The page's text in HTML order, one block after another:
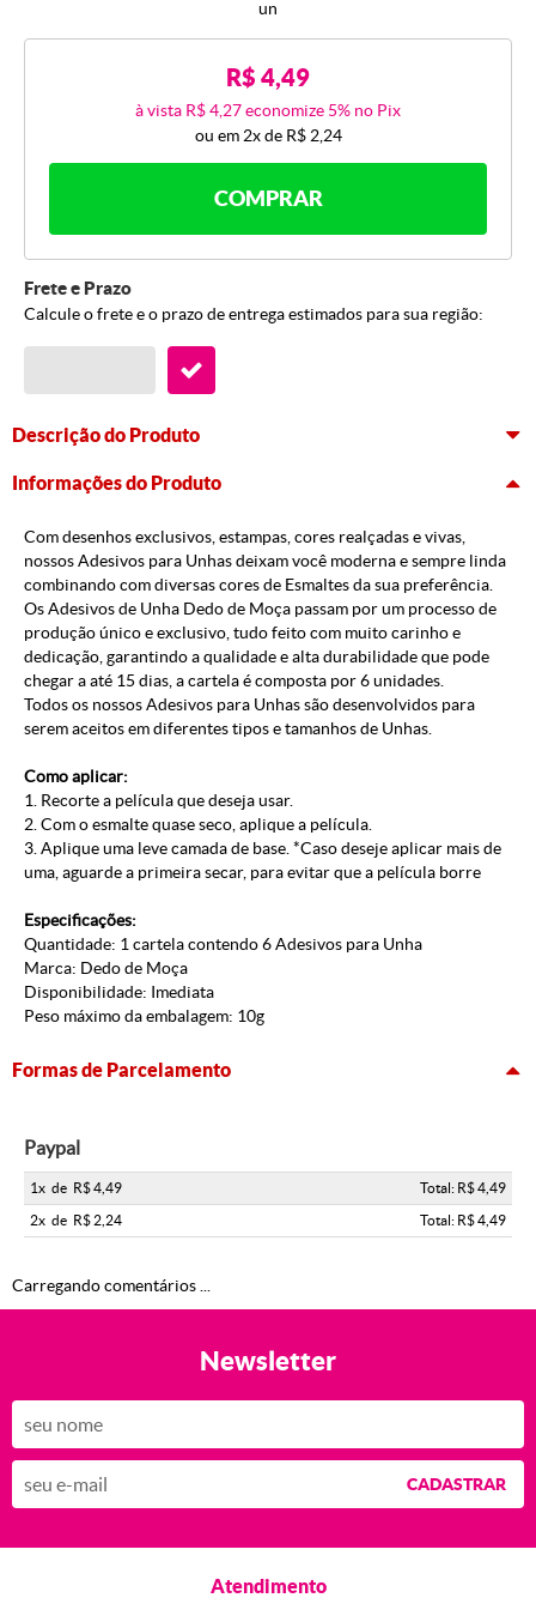
un
R$ 4,49
à vista R$ 4,27economize 5% no Pix
ou em2xde R$ 2,24
COMPRAR
Frete e Prazo
Calcule o frete e o prazo de entrega estimados para sua região:
Descrição do Produto
Informações do Produto
Com desenhos exclusivos, estampas, cores realçadas e vivas,
nossos Adesivos para Unhas deixam você moderna e sempre linda
combinando com diversas cores de Esmaltes da sua preferência.
Os Adesivos de Unha Dedo de Moça passam por um processo de
produção único e exclusivo, tudo feito com muito carinho e
dedicação, garantindo a qualidade e alta durabilidade que pode
chegar a até 15 dias, a cartela é composta por 6 unidades.
Todos os nossos Adesivos para Unhas são desenvolvidos para
serem aceitos em diferentes tipos e tamanhos de Unhas.
Como aplicar:
1. Recorte a película que deseja usar.
2. Com o esmalte quase seco, aplique a película.
3. Aplique uma leve camada de base. *Caso deseje aplicar mais de
uma, aguarde a primeira secar, para evitar que a película borre
Especificações:
Quantidade: 1 cartela contendo 6 Adesivos para Unha
Marca: Dedo de Moça
Disponibilidade: Imediata
Peso máximo da embalagem: 10g
Formas de Parcelamento
Paypal
1x de R$ 4,49 Total: R$ 4,49
2x de R$ 2,24 Total: R$ 4,49
Carregando comentários ...
Newsletter
CADASTRAR
Atendimento